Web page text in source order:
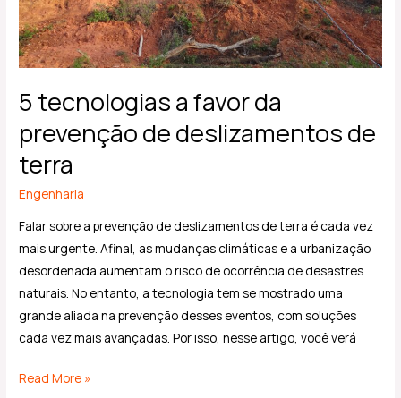
5 tecnologias a favor da
prevenção de deslizamentos de
terra
Engenharia
Falar sobre a prevenção de deslizamentos de terra é cada vez
mais urgente. Afinal, as mudanças climáticas e a urbanização
desordenada aumentam o risco de ocorrência de desastres
naturais. No entanto, a tecnologia tem se mostrado uma
grande aliada na prevenção desses eventos, com soluções
cada vez mais avançadas. Por isso, nesse artigo, você verá
terra
Read More »